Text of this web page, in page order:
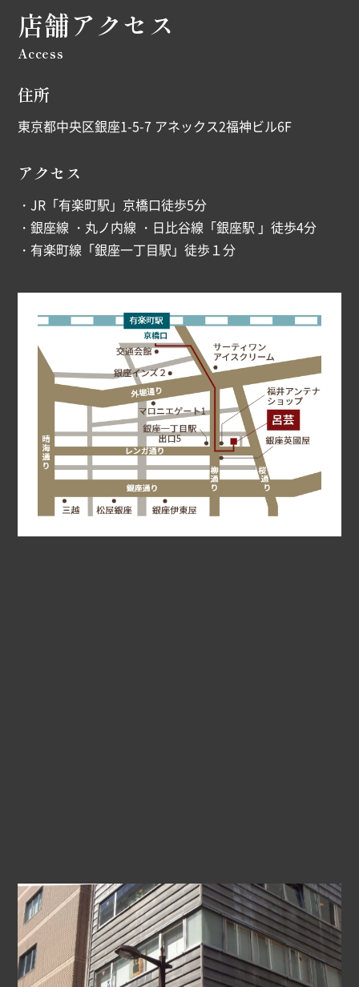
店舗アクセス
Access
住所
東京都中央区銀座1-5-7 アネックス2福神ビル6F
アクセス
・JR「有楽町駅」京橋口徒歩5分
・銀座線 ・丸ノ内線 ・日比谷線「銀座駅 」徒歩4分
・有楽町線「銀座一丁目駅」徒歩１分